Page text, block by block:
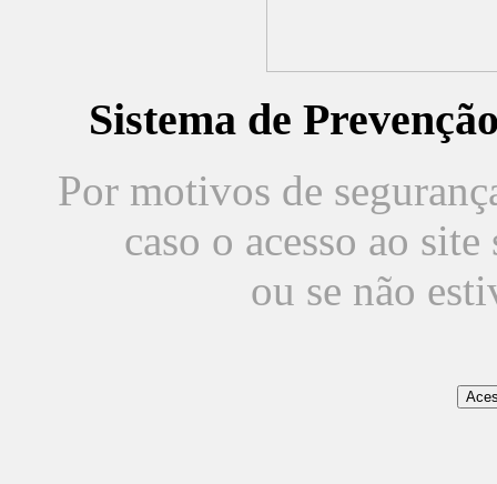
Sistema de
Por motivos de
caso o acesso ao
ou se não